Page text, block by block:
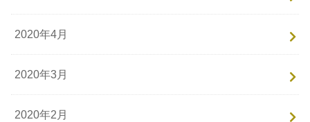
2020年4月
2020年3月
2020年2月